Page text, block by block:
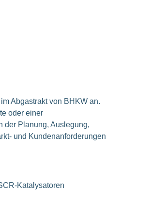
Abgastrakt von BHKW an.
oder einer
der Planung, Auslegung,
und Kundenanforderungen
Katalysatoren